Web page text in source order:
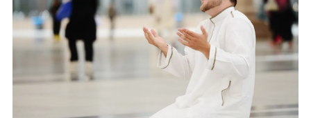
فيديو
مطبخ سيدتي
مقالات الرأي
ستايل
عروس سيدتي